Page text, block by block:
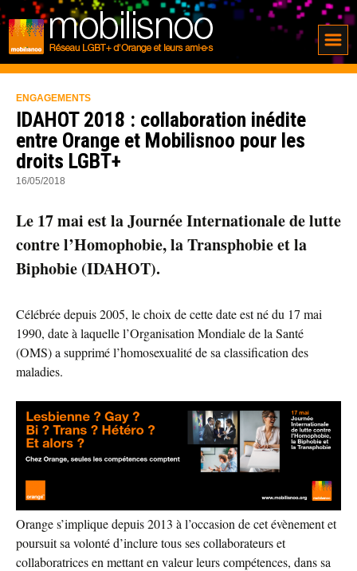
ENGAGEMENTS
IDAHOT 2018 : collaboration inédite
entre Orange et Mobilisnoo pour les
droits LGBT+
16/05/2018
Le 17 mai est la Journée Internationale de lutte
contre l’Homophobie, la Transphobie et la
Biphobie (IDAHOT).
Célébrée depuis 2005, le choix de cette date est né du 17 mai
1990, date à laquelle l’Organisation Mondiale de la Santé
(OMS) a supprimé l’homosexualité de sa classification des
maladies.
Orange s’implique depuis 2013 à l’occasion de cet évènement et
poursuit sa volonté d’inclure tous ses collaborateurs et
collaboratrices en mettant en valeur leurs compétences, dans sa